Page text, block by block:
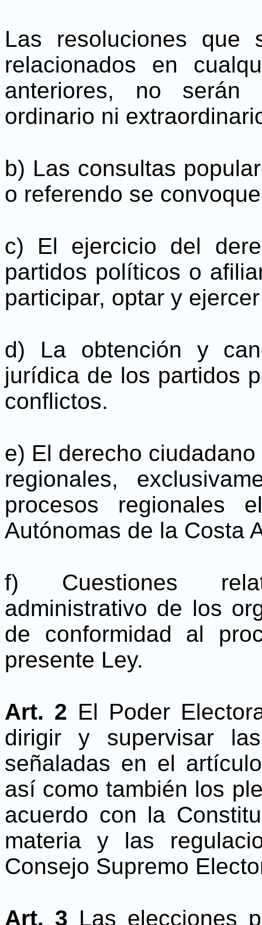
Las resoluciones que
relacionados en
anteriores, no serán
ordinario ni
b) Las consultas
o referendo se
c) El ejercicio del
partidos políticos o
participar, optar y
d) La obtención y
jurídica de los partidos
conflictos.
e) El derecho
regionales,
procesos regionales
Autónomas de la Costa
f) Cuestiones
administrativo de los
de conformidad al
presente Ley.
Art. 2 El Poder
dirigir y supervisar
señaladas en el
así como también los
acuerdo con la
materia y las
Consejo Supremo
Art. 3 Las elecciones